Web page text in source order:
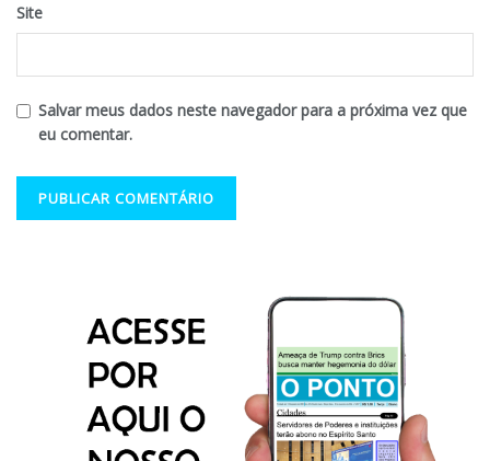
Site
Salvar meus dados neste navegador para a próxima vez que
eu comentar.